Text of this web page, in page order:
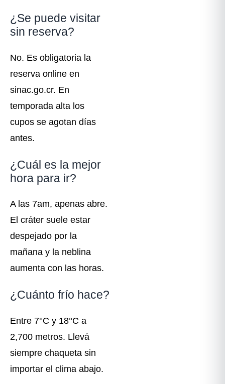
¿Se puede visitar
sin reserva?
No. Es obligatoria la
reserva online en
sinac.go.cr. En
temporada alta los
cupos se agotan días
antes.
¿Cuál es la mejor
hora para ir?
A las 7am, apenas abre.
El cráter suele estar
despejado por la
mañana y la neblina
aumenta con las horas.
¿Cuánto frío hace?
Entre 7°C y 18°C a
2,700 metros. Llevá
siempre chaqueta sin
importar el clima abajo.